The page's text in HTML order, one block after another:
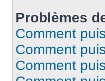
Problèmes
Comment
Comment
Comment